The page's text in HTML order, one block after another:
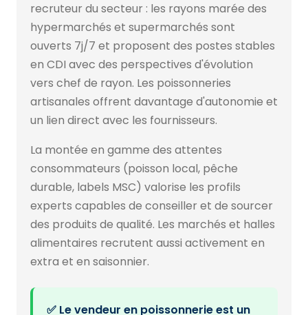
recruteur du secteur : les rayons marée des
hypermarchés et supermarchés sont
ouverts 7j/7 et proposent des postes stables
en CDI avec des perspectives d'évolution
vers chef de rayon. Les poissonneries
artisanales offrent davantage d'autonomie et
un lien direct avec les fournisseurs.
La montée en gamme des attentes
consommateurs (poisson local, pêche
durable, labels MSC) valorise les profils
experts capables de conseiller et de sourcer
des produits de qualité. Les marchés et halles
alimentaires recrutent aussi activement en
extra et en saisonnier.
✅ Le vendeur en poissonnerie est un